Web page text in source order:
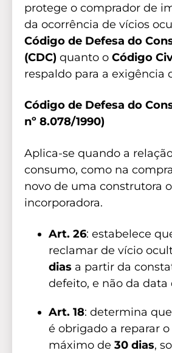
protege o comprador de
da ocorrência de vícios
Código de Defesa do
(CDC) quanto o Código
respaldo para a exigência
Código de Defesa do
nº 8.078/1990)
Aplica-se quando a
consumo, como na
novo de uma construtora
incorporadora.
Art. 26: estabelece
reclamar de vício
dias a partir da
defeito, e não da data
Art. 18: determina
é obrigado a reparar
máximo de 30 dias,